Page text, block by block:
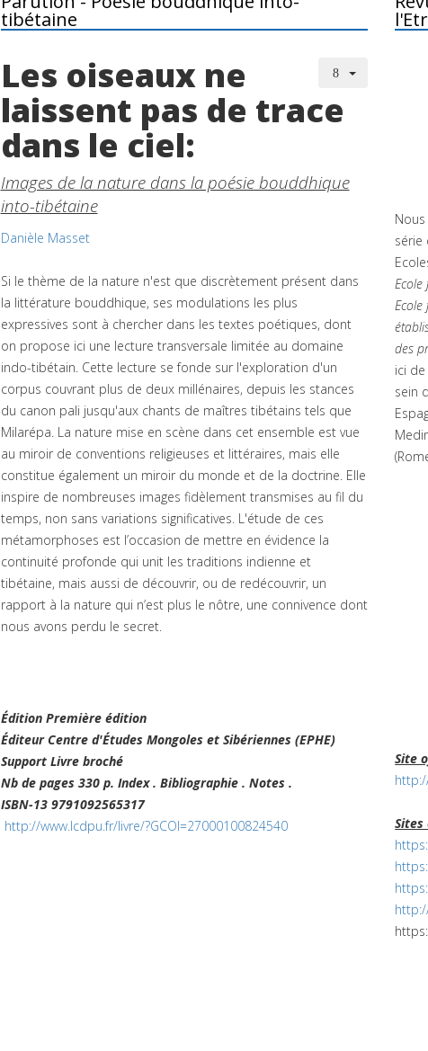
tibétaine
Les oiseaux ne
laissent pas de trace
dans le ciel:
Images de la nature dans la poésie bouddhique
into-tibétaine
Danièle Masset
Si le thème de la nature n'est que discrètement présent dans
la littérature bouddhique, ses modulations les plus
expressives sont à chercher dans les textes poétiques, dont
on propose ici une lecture transversale limitée au domaine
indo-tibétain. Cette lecture se fonde sur l'exploration d'un
corpus couvrant plus de deux millénaires, depuis les stances
du canon pali jusqu'aux chants de maîtres tibétains tels que
Milarépa. La nature mise en scène dans cet ensemble est vue
au miroir de conventions religieuses et littéraires, mais elle
constitue également un miroir du monde et de la doctrine. Elle
inspire de nombreuses images fidèlement transmises au fil du
temps, non sans variations significatives. L'étude de ces
métamorphoses est l’occasion de mettre en évidence la
continuité profonde qui unit les traditions indienne et
tibétaine, mais aussi de découvrir, ou de redécouvrir, un
rapport à la nature qui n’est plus le nôtre, une connivence dont
nous avons perdu le secret.
Édition Première édition
ÉditeurCentre d'Études Mongoles et Sibériennes (EPHE)
Support Livre broché
Nb de pages 330 p. Index . Bibliographie . Notes .
ISBN-13 9791092565317
http://www.lcdpu.fr/livre/?GCOI=27000100824540
série
Ecole
des
ici
sein
Site
Sites